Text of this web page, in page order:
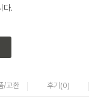
다.
/교환 후기(0)